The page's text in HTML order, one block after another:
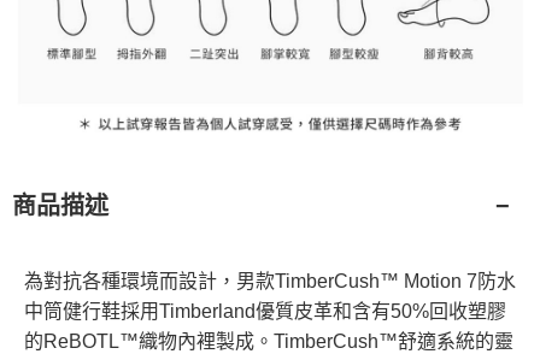
商品描述
為對抗各種環境而設計，男款TimberCush™ Motion 7防水
中筒健行鞋採用Timberland優質皮革和含有50%回收塑膠
的ReBOTL™織物內裡製成。TimberCush™舒適系統的靈